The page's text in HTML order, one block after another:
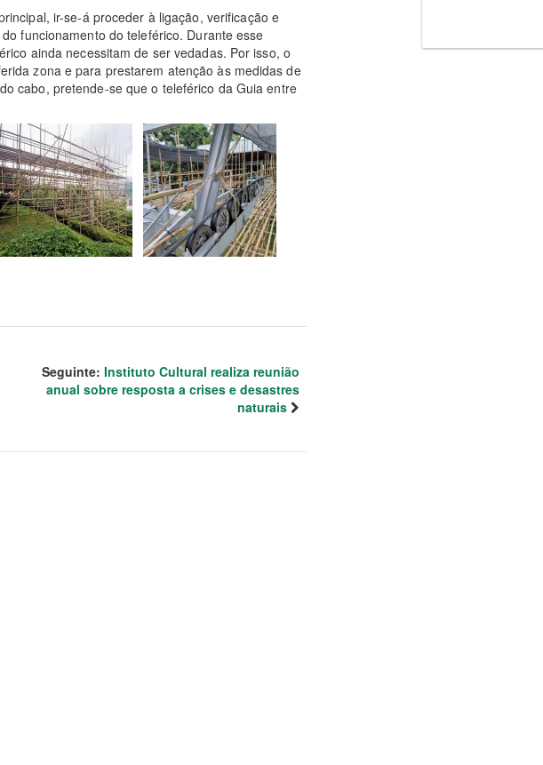
ir-se-á proceder à ligação, verificação e
funcionamento do teleférico. Durante esse
ainda necessitam de ser vedadas. Por isso, o
zona e para prestarem atenção às medidas de
cabo, pretende-se que o teleférico da Guia entre
Seguinte: Instituto Cultural realiza reunião
anual sobre resposta a crises e desastres
naturais